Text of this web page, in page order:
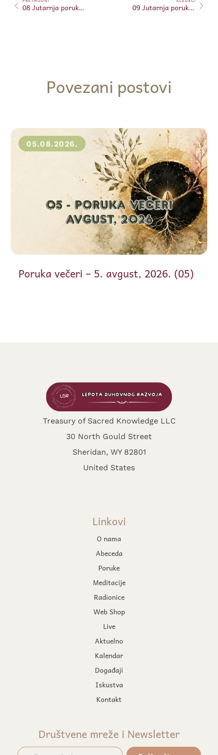
08 Jutarnja poruka 08.01.2024. (Free) 09 Jutarnja poruka 09.01.2024. (Free)
Povezani postovi
05.08.2026.
Poruka večeri – 5. avgust, 2026. (05)
Treasury of Sacred Knowledge LLC
30 North Gould Street
Sheridan, WY 82801
United States
Linkovi
O nama
Abeceda
Poruke
Meditacije
Radionice
Web Shop
Live
Aktuelno
Kalendar
Događaji
Iskustva
Kontakt
Društvene mreže i Newsletter